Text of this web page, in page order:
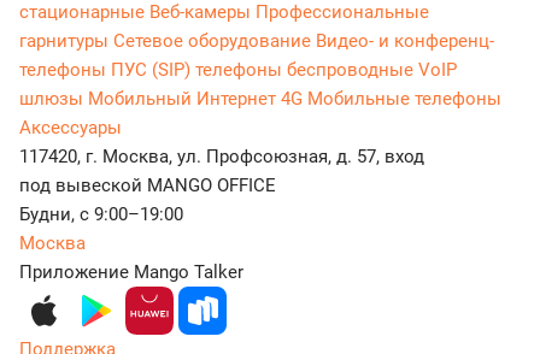
стационарные Веб-камеры Профессиональные
гарнитуры Сетевое оборудование Видео- и конференц-
телефоны ПУС (SIP) телефоны беспроводные VoIP
шлюзы Мобильный Интернет 4G Мобильные телефоны
Аксессуары
117420, г. Москва, ул. Профсоюзная, д. 57, вход
под вывеской MANGO OFFICE
Будни, с 9:00–19:00
Москва
Приложение Mango Talker
Поддержка